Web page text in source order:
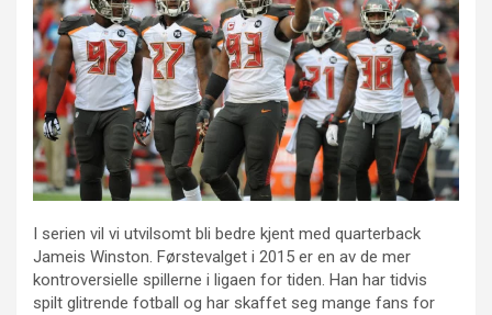
I serien vil vi utvilsomt bli bedre kjent med quarterback
Jameis Winston. Førstevalget i 2015 er en av de mer
kontroversielle spillerne i ligaen for tiden. Han har tidvis
spilt glitrende fotball og har skaffet seg mange fans for